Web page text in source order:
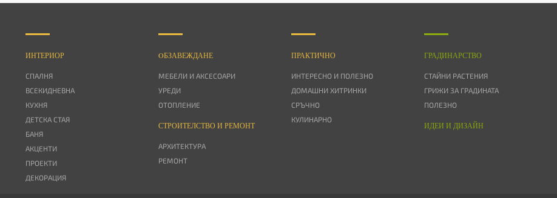
ИНТЕРИОР
СПАЛНЯ
ВСЕКИДНЕВНА
КУХНЯ
ДЕТСКА СТАЯ
БАНЯ
АКЦЕНТИ
ПРОЕКТИ
ДЕКОРАЦИЯ
OБЗАВЕЖДАНЕ
МЕБЕЛИ И АКСЕСОАРИ
УРЕДИ
ОТОПЛЕНИЕ
СТРОИТЕЛСТВО И РЕМОНТ
АРХИТЕКТУРА
РЕМОНТ
ПРАКТИЧНО
ИНТЕРЕСНО И ПОЛЕЗНО
ДОМАШНИ ХИТРИНКИ
СРЪЧНО
КУЛИНАРНО
ГРАДИНАРСТВО
СТАЙНИ РАСТЕНИЯ
ГРИЖИ ЗА ГРАДИНАТА
ПОЛЕЗНО
ИДЕИ И ДИЗАЙН